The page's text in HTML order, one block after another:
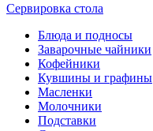
Сервировка стола
Блюда и подносы
Заварочные чайники
Кофейники
Кувшины и графины
Масленки
Молочники
Подставки